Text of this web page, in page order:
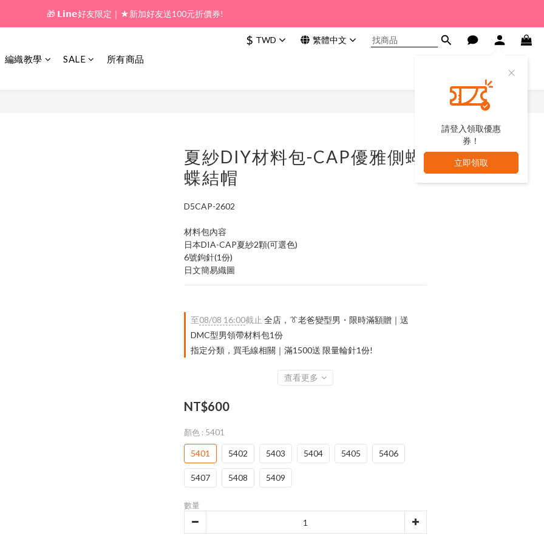
🎁 新好友購物金｜★加入新會員領券送100元!
🎁 新好友購物金｜★加入新會員領券送100元!
$ TWD 繁體中文
請登入領取優惠
券！
立即領取
編織教學 SALE 所有商品
夏紗DIY材料包-CAP優雅側蝴
蝶結帽
D5CAP-2602
材料包內容
日本DIA-CAP夏紗2顆(可選色)
6號鉤針(1份)
日文簡易織圖
至08/08 16:00截止 全店，👔老爸變型男・限時滿額贈｜送
DMC型男領帶材料包1份
指定分類，買毛線相關｜滿1500送 限量輪針1份!
查看更多
NT$600
顏色 : 5401
5401 5402 5403 5404 5405 5406
5407 5408 5409
數量